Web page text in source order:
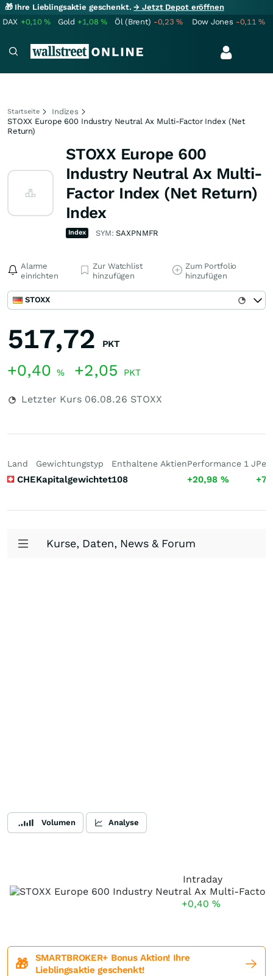
🎁 Ihre Lieblingsaktie geschenkt.→ Jetzt Depot eröffnen
DAX +0,10% Gold +1,08% Öl (Brent) -0,23% Dow Jones -0,11%
Startseite
Indizes
STOXX Europe 600 Industry Neutral Ax Multi-Factor Index (Net
Return)
STOXX Europe 600
Industry Neutral Ax Multi-
Factor Index (Net Return)
Index
Index SYM:SAXPNMFR
Alarme
einrichten
Zur Watchlist
hinzufügen
Zum Portfolio
hinzufügen
STOXX
517,72 PKT
+0,40 % +2,05 PKT
Letzter Kurs 06.08.26 STOXX
Land
CHE
Gewichtungstyp
Kapitalgewichtet
Enthaltene Aktien
108
Performance 1 J
+20,98 %
Kurse, Daten, News & Forum
Volumen Analyse
Intraday
+0,40 %
🎁
SMARTBROKER+ Bonus Aktion! Ihre
Lieblingsaktie geschenkt!